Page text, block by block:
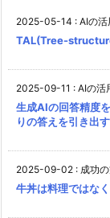
2025-05-14 : AIの活
TAL(Tree-
2025-09-11 : AIの活
生成AIの回答精度
りの答えを引き出
2025-09-02 : 成功
牛丼は料理ではな